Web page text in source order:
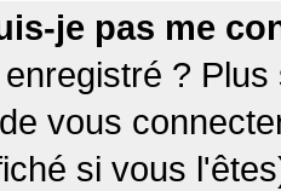
je pas me
?
vous
si vous